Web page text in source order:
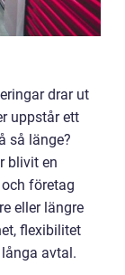
drar ut
uppstår ett
så länge?
blivit en
företag
eller längre
flexibilitet
avtal.